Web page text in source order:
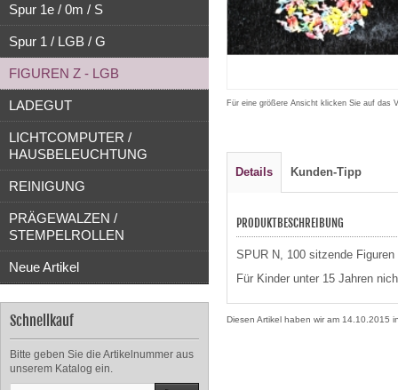
Spur 1e / 0m / S
Spur 1 / LGB / G
FIGUREN Z - LGB
LADEGUT
LICHTCOMPUTER /
HAUSBELEUCHTUNG
REINIGUNG
PRÄGEWALZEN /
STEMPELROLLEN
Neue Artikel
Schnellkauf
Bitte geben Sie die Artikelnummer aus
unserem Katalog ein.
Für eine größere Ansicht klicken Sie auf das
Details Kunden-Tipp
PRODUKTBESCHREIBUNG
SPUR N, 100 sitzende Figuren
Für Kinder unter 15 Jahren
Diesen Artikel haben wir am 14.10.2015